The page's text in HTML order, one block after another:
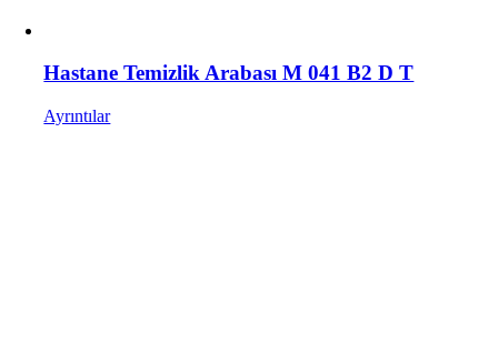
Hastane Temizlik Arabası M 041 B2 D T
Ayrıntılar